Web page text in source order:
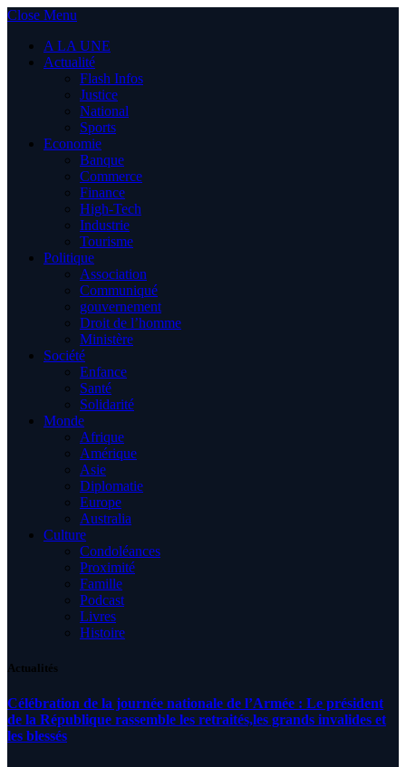
Close Menu
A LA UNE
Actualité
Flash Infos
Justice
National
Sports
Economie
Banque
Commerce
Finance
High-Tech
Industrie
Tourisme
Politique
Association
Communiqué
gouvernement
Droit de l’homme
Ministère
Société
Enfance
Santé
Solidarité
Monde
Afrique
Amérique
Asie
Diplomatie
Europe
Australia
Culture
Condoléances
Proximité
Famille
Podcast
Livres
Histoire
Actualités
Célébration de la journée nationale de l’Armée : Le président
de la République rassemble les retraités,les grands invalides et
les blessés